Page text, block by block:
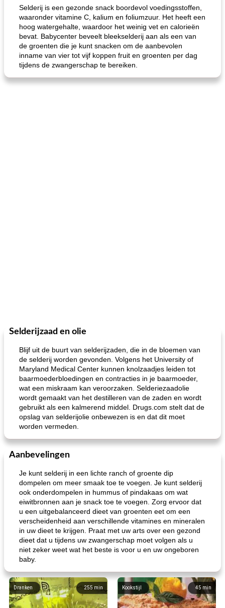
gemakkelijke rijst en hamburger een gerecht diner oma's griessnockerlsuppe (rund- en griesmeelknoedelsoep)
Selderij is een gezonde snack boordevol voedingsstoffen,
waaronder vitamine C, kalium en foliumzuur. Het heeft een
hoog watergehalte, waardoor het weinig vet en calorieën
bevat. Babycenter beveelt bleekselderij aan als een van
de groenten die je kunt snacken om de aanbevolen
inname van vier tot vijf koppen fruit en groenten per dag
tijdens de zwangerschap te bereiken.
Selderijzaad en olie
Blijf uit de buurt van selderijzaden, die in de bloemen van
de selderij worden gevonden. Volgens het University of
Maryland Medical Center kunnen knolzaadjes leiden tot
baarmoederbloedingen en contracties in je baarmoeder,
wat een miskraam kan veroorzaken. Selderiezaadolie
wordt gemaakt van het destilleren van de zaden en wordt
gebruikt als een kalmerend middel. Drugs.com stelt dat de
opslag van selderijolie onbewezen is en dat dit moet
worden vermeden.
Aanbevelingen
Je kunt selderij in een lichte ranch of groente dip
dompelen om meer smaak toe te voegen. Je kunt selderij
ook onderdompelen in hummus of pindakaas om wat
eiwitbronnen aan je snack toe te voegen. Zorg ervoor dat
u een uitgebalanceerd dieet van groenten eet om een ​​
verscheidenheid aan verschillende vitamines en mineralen
in uw dieet te krijgen. Praat met uw arts over een gezond
dieet dat u tijdens uw zwangerschap moet volgen als u
niet zeker weet wat het beste is voor u en uw ongeboren
baby.
255min
Dranken 45 min
Kookstijl